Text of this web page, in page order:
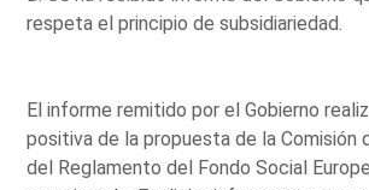
respeta el principio de subsidiariedad.
El informe remitido por el Gobierno
positiva de la propuesta de la Comisión
del Reglamento del Fondo Social